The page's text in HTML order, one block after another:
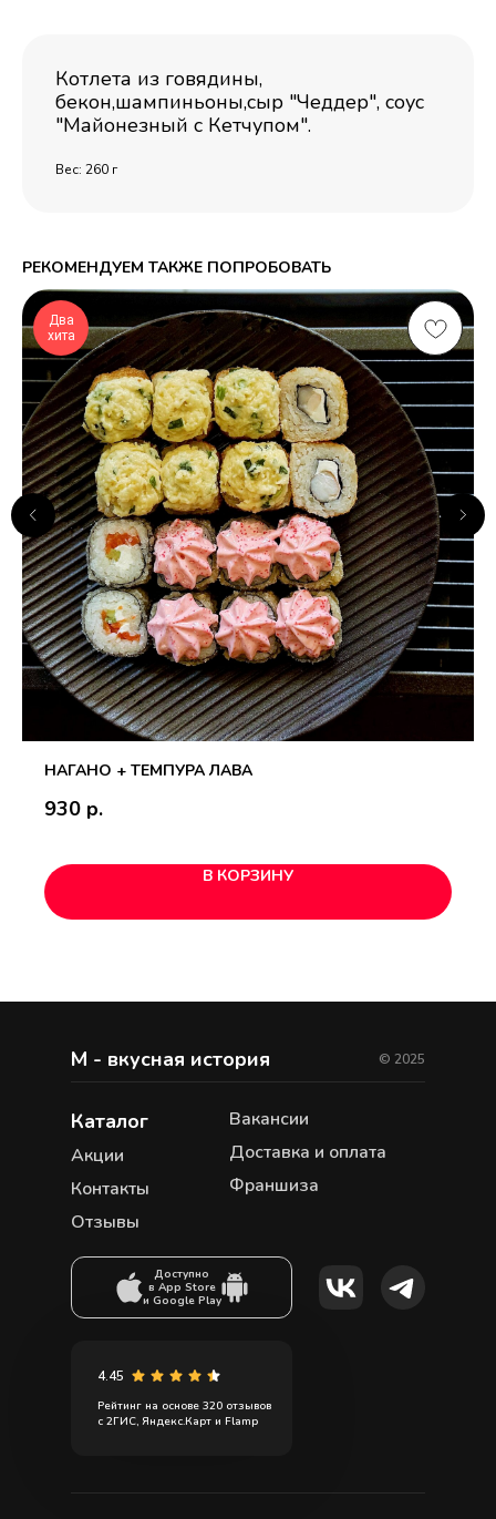
Котлета из говядины,
бекон,шампиньоны,сыр "Чеддер", соус
"Майонезный с Кетчупом".
Вес: 260 г
РЕКОМЕНДУЕМ ТАКЖЕ ПОПРОБОВАТЬ
Два
хита
НАГАНО + ТЕМПУРА ЛАВА
930 р.
В КОРЗИНУ
© 2025
М - вкусная история
Каталог
Акции
Контакты
Вакансии
Доставка и оплата
Франшиза
Отзывы
Рейтинг на основе 320 отзывов
с 2ГИС, Яндекс.Карт и Flamp
4.45
Доступно
в App Store
и Google Play